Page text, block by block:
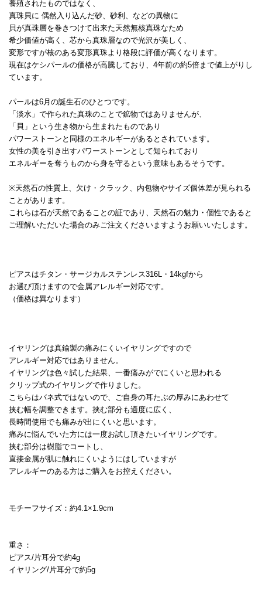
養殖されたものではなく、
真珠貝に 偶然入り込んだ砂、砂利、などの異物に
貝が真珠層を巻きつけて出来た天然無核真珠なため
希少価値が高く、芯から真珠層なので光沢が美しく、
変形ですが核のある変形真珠より格段に評価が高くなります。
現在はケシパールの価格が高騰しており、4年前の約5倍まで値上がりし
ています。
パールは6月の誕生石のひとつです。
「淡水」で作られた真珠のことで鉱物ではありませんが、
「貝」という生き物から生まれたものであり
パワーストーンと同様のエネルギーがあるとされています。
女性の美を引き出すパワーストーンとして知られており
エネルギーを奪うものから身を守るという意味もあるそうです。
※天然石の性質上、欠け・クラック、内包物やサイズ個体差が見られる
ことがあります。
これらは石が天然であることの証であり、天然石の魅力・個性であると
ご理解いただいた場合のみご注文くださいますようお願いいたします。
ピアスはチタン・サージカルステンレス316L・14kgfから
お選び頂けますので金属アレルギー対応です。
（価格は異なります）
イヤリングは真鍮製の痛みにくいイヤリングですので
アレルギー対応ではありません。
イヤリングは色々試した結果、一番痛みがでにくいと思われる
クリップ式のイヤリングで作りました。
こちらはバネ式ではないので、ご自身の耳たぶの厚みにあわせて
挟む幅を調整できます。挟む部分も適度に広く、
長時間使用でも痛みが出にくいと思います。
痛みに悩んでいた方には一度お試し頂きたいイヤリングです。
挟む部分は樹脂でコートし、
直接金属が肌に触れにくいようにはしていますが
アレルギーのある方はご購入をお控えください。
モチーフサイズ：約4.1×1.9cm
重さ：
ピアス/片耳分で約4g
イヤリング/片耳分で約5g